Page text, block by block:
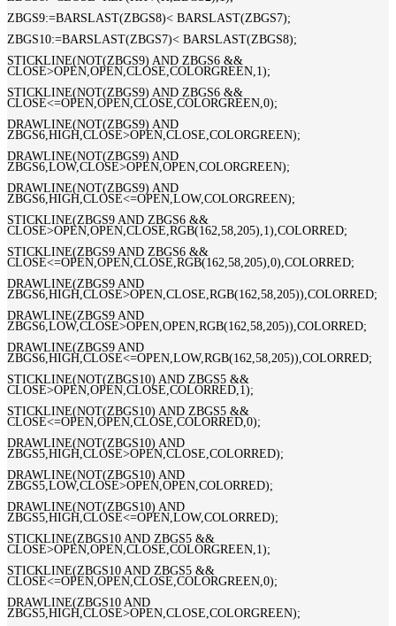
ZBGS9:=BARSLAST(ZBGS8)< BARSLAST(ZBGS7);
ZBGS10:=BARSLAST(ZBGS7)< BARSLAST(ZBGS8);
STICKLINE(NOT(ZBGS9) AND ZBGS6 &&
CLOSE>OPEN,OPEN,CLOSE,COLORGREEN,1);
STICKLINE(NOT(ZBGS9) AND ZBGS6 &&
CLOSE<=OPEN,OPEN,CLOSE,COLORGREEN,0);
DRAWLINE(NOT(ZBGS9) AND
ZBGS6,HIGH,CLOSE>OPEN,CLOSE,COLORGREEN);
DRAWLINE(NOT(ZBGS9) AND
ZBGS6,LOW,CLOSE>OPEN,OPEN,COLORGREEN);
DRAWLINE(NOT(ZBGS9) AND
ZBGS6,HIGH,CLOSE<=OPEN,LOW,COLORGREEN);
STICKLINE(ZBGS9 AND ZBGS6 &&
CLOSE>OPEN,OPEN,CLOSE,RGB(162,58,205),1),COLORRED;
STICKLINE(ZBGS9 AND ZBGS6 &&
CLOSE<=OPEN,OPEN,CLOSE,RGB(162,58,205),0),COLORRED;
DRAWLINE(ZBGS9 AND
ZBGS6,HIGH,CLOSE>OPEN,CLOSE,RGB(162,58,205)),COLORRED;
DRAWLINE(ZBGS9 AND
ZBGS6,LOW,CLOSE>OPEN,OPEN,RGB(162,58,205)),COLORRED;
DRAWLINE(ZBGS9 AND
ZBGS6,HIGH,CLOSE<=OPEN,LOW,RGB(162,58,205)),COLORRED;
STICKLINE(NOT(ZBGS10) AND ZBGS5 &&
CLOSE>OPEN,OPEN,CLOSE,COLORRED,1);
STICKLINE(NOT(ZBGS10) AND ZBGS5 &&
CLOSE<=OPEN,OPEN,CLOSE,COLORRED,0);
DRAWLINE(NOT(ZBGS10) AND
ZBGS5,HIGH,CLOSE>OPEN,CLOSE,COLORRED);
DRAWLINE(NOT(ZBGS10) AND
ZBGS5,LOW,CLOSE>OPEN,OPEN,COLORRED);
DRAWLINE(NOT(ZBGS10) AND
ZBGS5,HIGH,CLOSE<=OPEN,LOW,COLORRED);
STICKLINE(ZBGS10 AND ZBGS5 &&
CLOSE>OPEN,OPEN,CLOSE,COLORGREEN,1);
STICKLINE(ZBGS10 AND ZBGS5 &&
CLOSE<=OPEN,OPEN,CLOSE,COLORGREEN,0);
DRAWLINE(ZBGS10 AND
ZBGS5,HIGH,CLOSE>OPEN,CLOSE,COLORGREEN);